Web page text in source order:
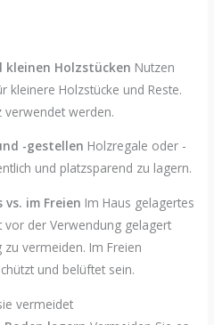
kleinen Holzstücken Nutzen
kleinere Holzstücke und Reste.
verwendet werden.
-gestellen Holzregale oder -
und platzsparend zu lagern.
im Freien Im Haus gelagertes
der Verwendung gelagert
vermeiden. Im Freien
und belüftet sein.
vermeidet